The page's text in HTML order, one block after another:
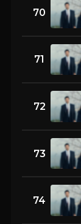
70
71
72
73
74